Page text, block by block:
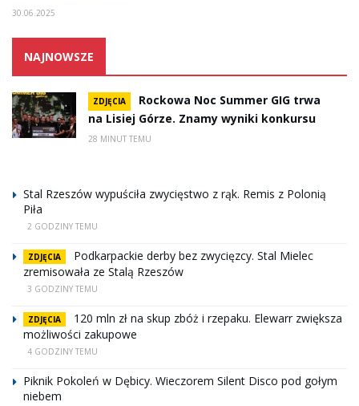
30.06.2025
NAJNOWSZE
ZDJĘCIA
Rockowa Noc Summer GIG trwa
na Lisiej Górze. Znamy wyniki konkursu
28 MINUT TEMU
Stal Rzeszów wypuściła zwycięstwo z rąk. Remis z Polonią
Piła
2 GODZINY TEMU
ZDJĘCIA
Podkarpackie derby bez zwycięzcy. Stal Mielec
zremisowała ze Stalą Rzeszów
3 GODZINY TEMU
ZDJĘCIA
120 mln zł na skup zbóż i rzepaku. Elewarr zwiększa
możliwości zakupowe
4 GODZINY TEMU
Piknik Pokoleń w Dębicy. Wieczorem Silent Disco pod gołym
niebem